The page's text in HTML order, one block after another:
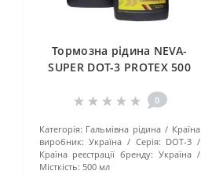
Тормозна рідина NEVA-
SUPER DOT-3 PROTEX 500
0
Категорія: Гальмівна рідина
Країна
виробник: Україна Серія: DOT-3
Країна реєстрації бренду: Україна
Місткість: 500 мл